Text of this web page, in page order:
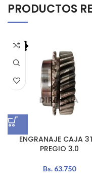
PRODUCTOS
ENGRANAJE CAJA
PREGIO 3.0
Bs.63.750